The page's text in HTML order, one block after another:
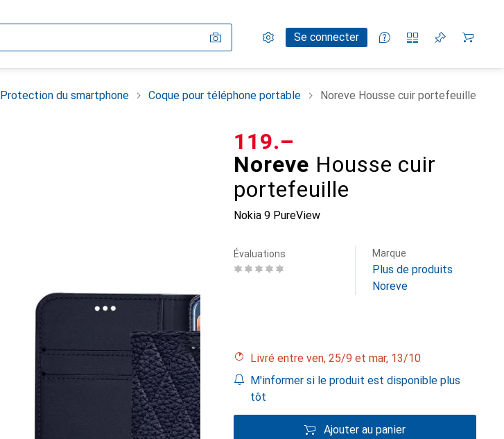
Paramètres
Compte clientSe connecter
Listes de comparaison
Listes d'envies
Panier
Protection du smartphone Coque pour téléphone portable Noreve Housse cuir portefeuille
Noreve Housse cuir
portefeuille
Nokia 9 PureView
CHF
119.–
Évaluations Marque
Plus de produits
Noreve
Livré entre ven, 25/9 et mar, 13/10
M'informer si le produit est disponible plus
tôt
Ajouter au panier